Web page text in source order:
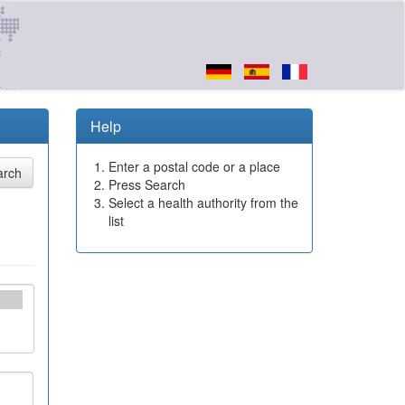
Help
Enter a postal code or a place
Press Search
Select a health authority from the
list